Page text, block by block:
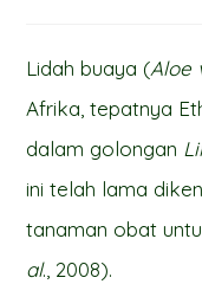
Lidah buaya (Aloe
Afrika, tepatnya
dalam golongan
ini telah lama
tanaman obat
al., 2008).